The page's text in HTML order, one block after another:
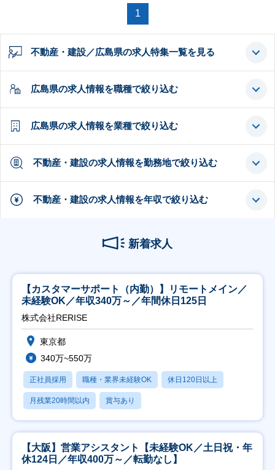
1
不動産・建設／広島県の求人特集一覧を見る
広島県の求人情報を職種で絞り込む
広島県の求人情報を業種で絞り込む
不動産・建設の求人情報を勤務地で絞り込む
不動産・建設の求人情報を年収で絞り込む
新着求人
【カスタマーサポート（内勤）】リモートメイン／
未経験OK／年収340万～／年間休日125日
株式会社RERISE
東京都
340万~550万
正社員採用 職種・業界未経験OK 休日120日以上
月残業20時間以内 賞与あり
【大阪】営業アシスタント【未経験OK／土日祝・年
休124日／年収400万～／転勤なし】